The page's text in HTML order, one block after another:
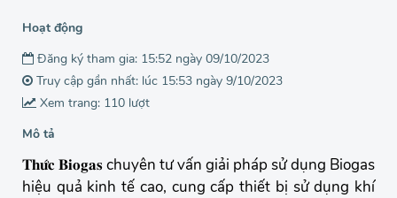
Hoạt động
Đăng ký tham gia: 15:52 ngày 09/10/2023
Truy cập gần nhất: lúc 15:53 ngày 9/10/2023
Xem trang: 110 lượt
Mô tả
𝐓𝐡𝐮̛́𝐜 𝐁𝐢𝐨𝐠𝐚𝐬 chuyên tư vấn giải pháp sử dụng Biogas
hiệu quả kinh tế cao, cung cấp thiết bị sử dụng khí